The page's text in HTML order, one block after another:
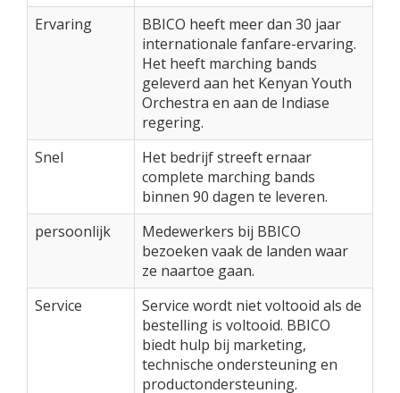
Ervaring
BBICO heeft meer dan 30 jaar
internationale fanfare-ervaring.
Het heeft marching bands
geleverd aan het Kenyan Youth
Orchestra en aan de Indiase
regering.
Snel
Het bedrijf streeft ernaar
complete marching bands
binnen 90 dagen te leveren.
persoonlijk
Medewerkers bij BBICO
bezoeken vaak de landen waar
ze naartoe gaan.
Service
Service wordt niet voltooid als de
bestelling is voltooid. BBICO
biedt hulp bij marketing,
technische ondersteuning en
productondersteuning.